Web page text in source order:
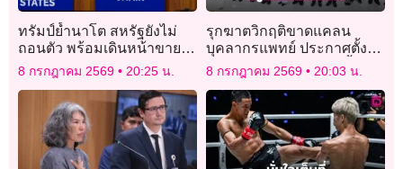
ทรัมป์ย้ำนาโต สหรัฐยังไม่
ถอนตัว พร้อมเดินหน้าขาย
อาวุธให้พันธมิตร
8 กรกฎาคม 2569 20:25 น.
รุกฆาตวิกฤติขาดแคลน
บุคลากรแพทย์ ประกาศตั้ง
‘คณะพยาบาลศาสตร์’ ปั้นลูก
หลานคืนถิ่น
8 กรกฎาคม 2569 20:03 น.